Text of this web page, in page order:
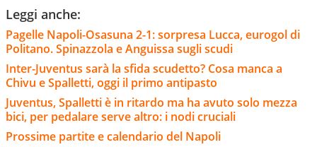
Leggi anche:
Pagelle Napoli-Osasuna 2-1: sorpresa Lucca, eurogol di
Politano. Spinazzola e Anguissa sugli scudi
Inter-Juventus sarà la sfida scudetto? Cosa manca a
Chivu e Spalletti, oggi il primo antipasto
Juventus, Spalletti è in ritardo ma ha avuto solo mezza
bici, per pedalare serve altro: i nodi cruciali
Prossime partite e calendario del Napoli